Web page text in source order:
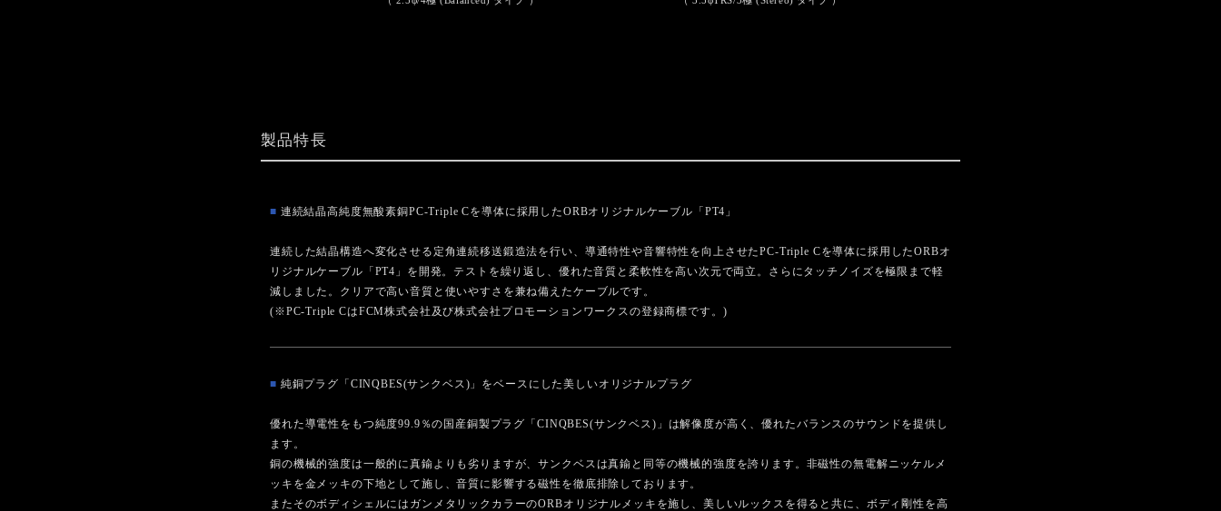
製品特長
■ 連続結晶高純度無酸素銅PC-Triple Cを導体に採用したORBオリジナルケーブル「PT4」
連続した結晶構造へ変化させる定角連続移送鍛造法を行い、導通特性や音響特性を向上させたPC-Triple Cを導体に採用したORBオ
リジナルケーブル「PT4」を開発。テストを繰り返し、優れた音質と柔軟性を高い次元で両立。さらにタッチノイズを極限まで軽
減しました。クリアで高い音質と使いやすさを兼ね備えたケーブルです。
(※PC-Triple CはFCM株式会社及び株式会社プロモーションワークスの登録商標です。)
■ 純銅プラグ「CINQBES(サンクベス)」をベースにした美しいオリジナルプラグ
優れた導電性をもつ純度99.9％の国産銅製プラグ「CINQBES(サンクベス)」は解像度が高く、優れたバランスのサウンドを提供し
ます。
銅の機械的強度は一般的に真鍮よりも劣りますが、サンクベスは真鍮と同等の機械的強度を誇ります。非磁性の無電解ニッケルメ
ッキを金メッキの下地として施し、音質に影響する磁性を徹底排除しております。
またそのボディシェルにはガンメタリックカラーのORBオリジナルメッキを施し、美しいルックスを得ると共に、ボディ剛性を高